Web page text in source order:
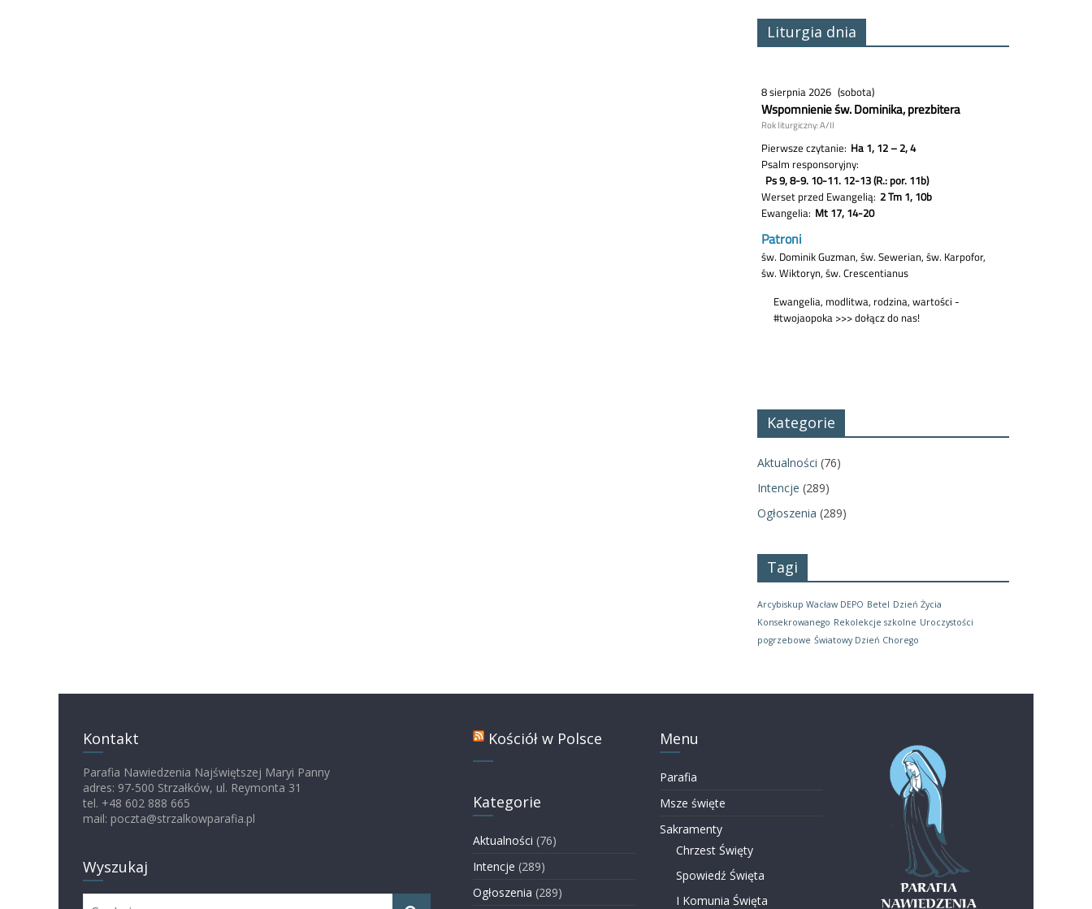
Liturgia dnia
Kategorie
Aktualności (76)
Intencje (289)
Ogłoszenia (289)
Tagi
Arcybiskup Wacław DEPO Betel Dzień Życia
Konsekrowanego Rekolekcje szkolne Uroczystości
pogrzebowe Światowy Dzień Chorego
Kontakt
Parafia Nawiedzenia Najświętszej Maryi Panny
adres: 97-500 Strzałków, ul. Reymonta 31
tel. +48 602 888 665
mail: poczta@strzalkowparafia.pl
Wyszukaj
Kościół w Polsce
Kategorie
Aktualności (76)
Intencje (289)
Ogłoszenia (289)
Menu
Parafia
Msze święte
Sakramenty
Chrzest Święty
Spowiedź Święta
I Komunia Święta